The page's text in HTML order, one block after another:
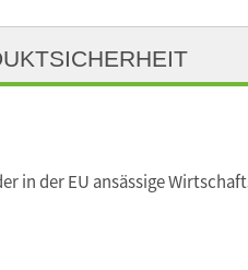
in der EU ansässige